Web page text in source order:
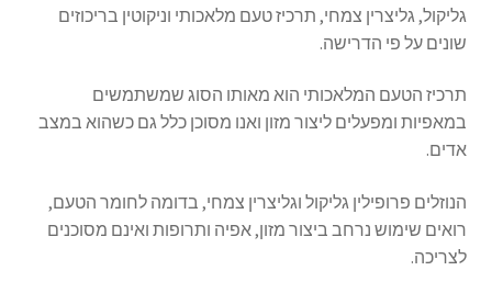
גליקול, גליצרין צמחי, תרכיז טעם מלאכותי וניקוטין בריכוזים
שונים על פי הדרישה.
תרכיז הטעם המלאכותי הוא מאותו הסוג שמשתמשים
במאפיות ומפעלים ליצור מזון ואנו מסוכן כלל גם כשהוא במצב
אדים.
הנוזלים פרופילין גליקול וגליצרין צמחי, בדומה לחומר הטעם,
רואים שימוש נרחב ביצור מזון, אפיה ותרופות ואינם מסוכנים
לצריכה.